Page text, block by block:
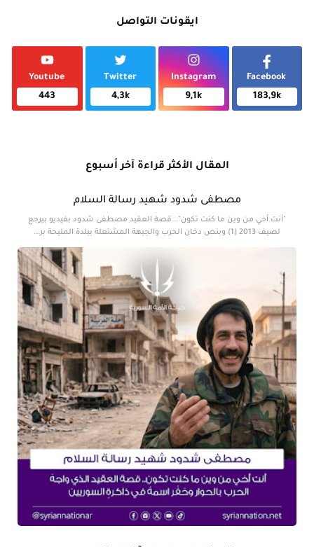
ايقونات التواصل
Facebook
183,9k
Instagram
9,1k
Twitter
4,3k
Youtube
443
المقال الأكثر قراءة آخر أسبوع
مصطفى شدود شهيد رسالة السلام
"أنت أخي من وين ما كنت تكون".. قصة العقيد مصطفى شدود بفيديو بيرجع
لصيف 2013 (1) وبنص دخان الحرب والجبهة المشتعلة ببلدة المليحة بر...